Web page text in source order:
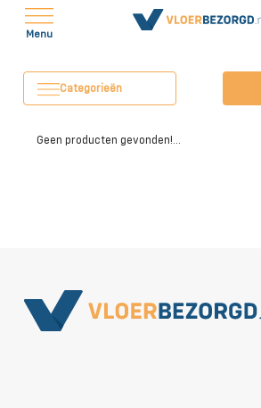
Menu
Categorieën
Geen producten gevonden!...